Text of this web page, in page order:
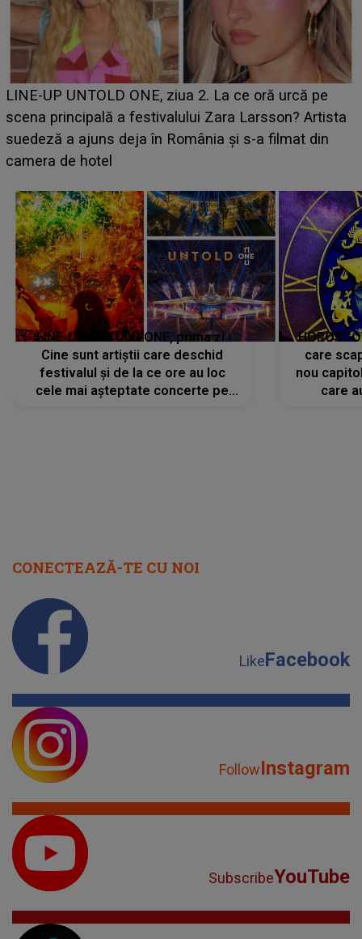
Ce a dezvăluit noua concurentă din "Casa Iubirii" l-a
luat prin surprindere pe Emanuel. CINE ESTE
BĂIATUL VIZAT de Alexandra?! Aflându-se în fața
faptului împlinit, A RECUNOSCUT IMEDIAT: "Am
LINE-UP UNTOLD ONE, prima zi.
Cine sunt artiștii care deschid
festivalul și de la ce ore au loc
cele mai așteptate concerte pe
care
nou
care
CONECTEAZĂ-TE CU NOI
LikeFacebook
FollowInstagram
SubscribeYouTube